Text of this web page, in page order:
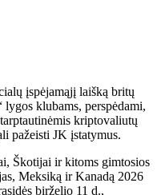
įspėjamąjį laišką britų
klubams, perspėdami,
kriptovaliutų
pažeisti JK įstatymus.
Škotijai ir kitoms gimtosios
Meksiką ir Kanadą 2026
birželio 11 d.,